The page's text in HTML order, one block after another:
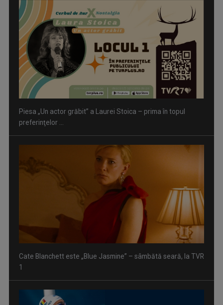
Piesa „Un actor grăbit” a Laurei Stoica – prima în topul
preferinţelor ...
Cate Blanchett este „Blue Jasmine” – sâmbătă seară, la TVR